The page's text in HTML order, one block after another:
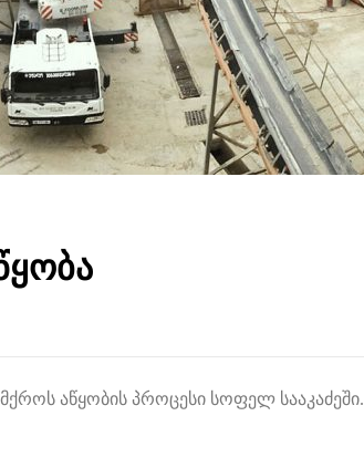
აწყობის პროცესი სოფელ სააკაძეში.